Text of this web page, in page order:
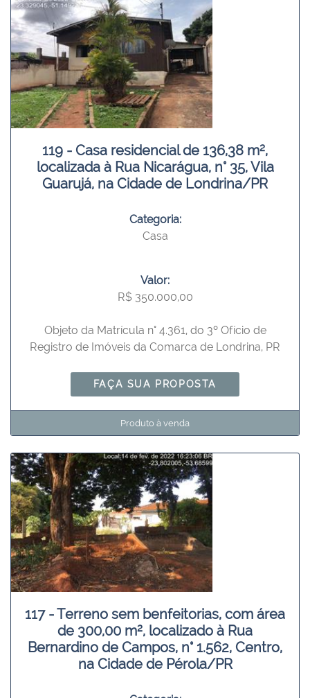
119 - Casa residencial de 136,38 m²,
localizada à Rua Nicarágua, n° 35, Vila
Guarujá, na Cidade de Londrina/PR
Categoria:
Casa
Valor:
R$ 350.000,00
Objeto da Matrícula n° 4.361, do 3º Ofício de
Registro de Imóveis da Comarca de Londrina, PR
FAÇA SUA PROPOSTA
Produto à venda
117 - Terreno sem benfeitorias, com área
de 300,00 m², localizado à Rua
Bernardino de Campos, n° 1.562, Centro,
na Cidade de Pérola/PR